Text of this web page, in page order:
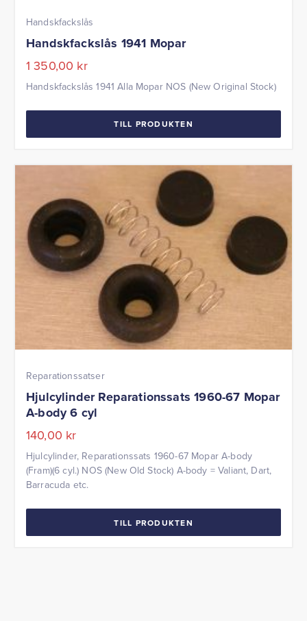
Handskfackslås
Handskfackslås 1941 Mopar
1 350,00 kr
Handskfackslås 1941 Alla Mopar NOS (New Original Stock)
TILL PRODUKTEN
Reparationssatser
Hjulcylinder Reparationssats 1960-67 Mopar
A-body 6 cyl
140,00 kr
Hjulcylinder, Reparationssats 1960-67 Mopar A-body
(Fram)(6 cyl.) NOS (New Old Stock) A-body = Valiant, Dart,
Barracuda etc.
TILL PRODUKTEN